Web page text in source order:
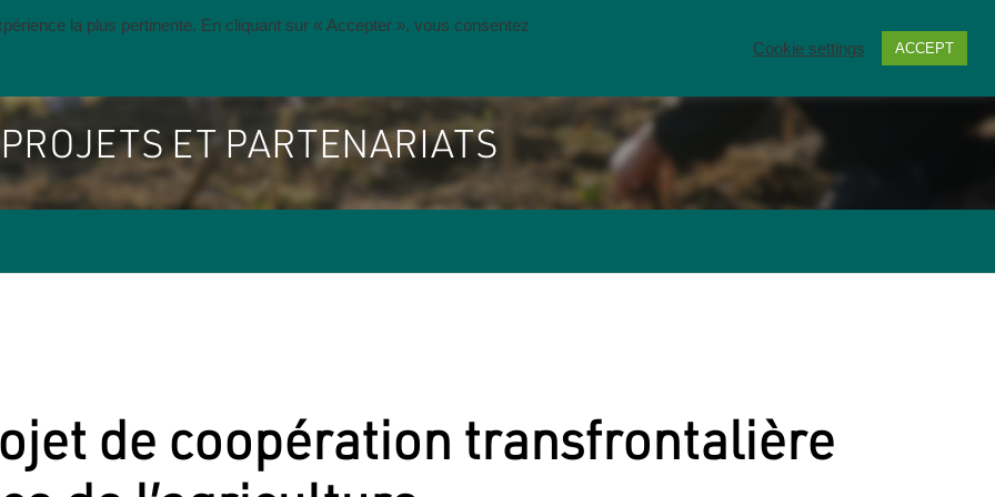
CONTACT
PROJETS ET PARTENARIATS
de coopération transfrontalière
la plus pertinente. En cliquant sur « Accepter », vous consentez
Cookie settings ACCEPT